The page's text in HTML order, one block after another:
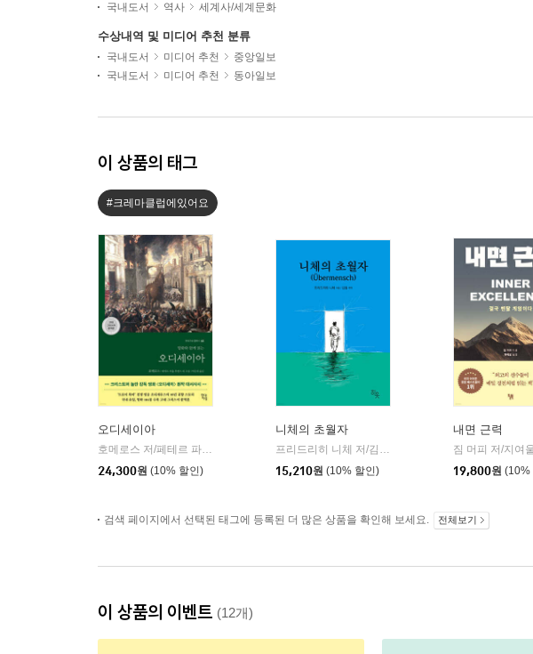
국내도서 역사 세계사/세계문화
수상내역 및 미디어 추천 분류
국내도서 미디어 추천
중앙일보
국내도서
미디어 추천 동아일보
이 상품의 태그
#크레마클럽에있어요
오디세이아
호메로스 저/페테르 파울 루벤스 그림/박문재 역 |
현대지성
24,300원 (10% 할인)
니체의 초월자
프리드리히 니체 저/김철 편역
15,210원 (10% 할인)
내면 근력
짐 머피 저/지여
19,800원 (10%
검색 페이지에서 선택된 태그에 등록된 더 많은 상품을 확인해 보세요. 전체보기
이 상품의 이벤트 (12개)